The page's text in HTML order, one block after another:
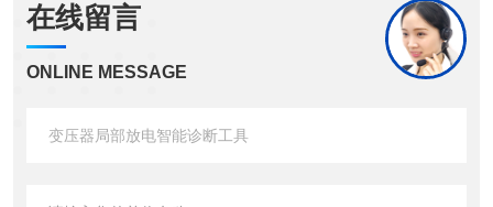
在线留言
ONLINE MESSAGE